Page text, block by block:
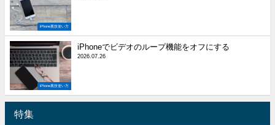
iPhone裏技使い方
iPhone裏技使い方
iPhoneでビデオのループ機能をオフにする
2026.07.26
特集